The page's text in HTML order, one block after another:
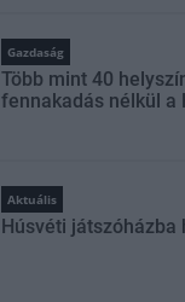
Gazdaság
Több mint 40
fennakadás nélkül a
Aktuális
Húsvéti játszóházba